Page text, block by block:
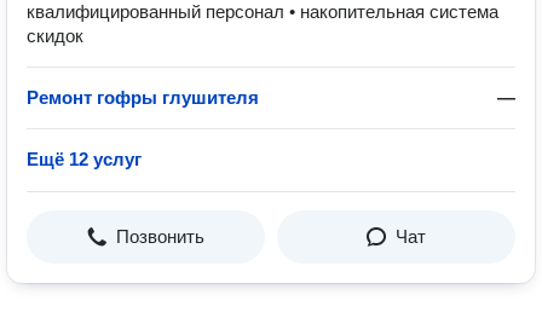
квалифицированный персонал • накопительная система
скидок
Ремонт гофры глушителя —
Ещё 12 услуг
Позвонить Чат